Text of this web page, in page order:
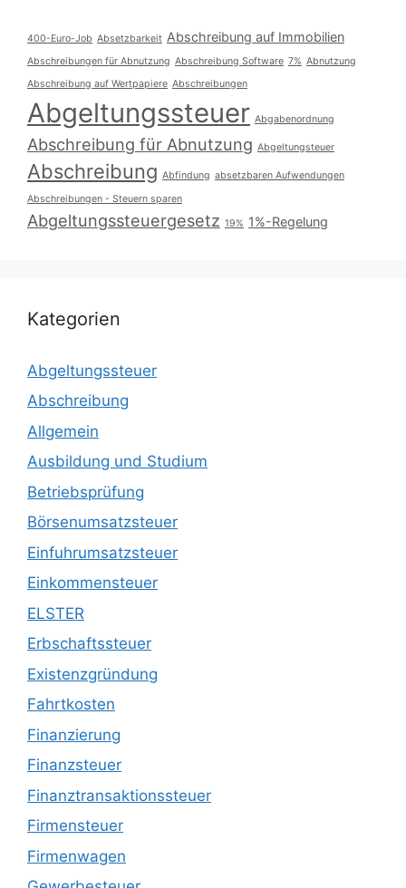
400-Euro-Job Absetzbarkeit Abschreibung auf Immobilien
Abschreibungen für Abnutzung Abschreibung Software 7% Abnutzung
Abschreibung auf Wertpapiere Abschreibungen
Abgeltungssteuer Abgabenordnung
Abschreibung für Abnutzung Abgeltungsteuer
Abschreibung Abfindung absetzbaren Aufwendungen
Abschreibungen - Steuern sparen
Abgeltungssteuergesetz 19% 1%-Regelung
Kategorien
Abgeltungssteuer
Abschreibung
Allgemein
Ausbildung und Studium
Betriebsprüfung
Börsenumsatzsteuer
Einfuhrumsatzsteuer
Einkommensteuer
ELSTER
Erbschaftssteuer
Existenzgründung
Fahrtkosten
Finanzierung
Finanzsteuer
Finanztransaktionssteuer
Firmensteuer
Firmenwagen